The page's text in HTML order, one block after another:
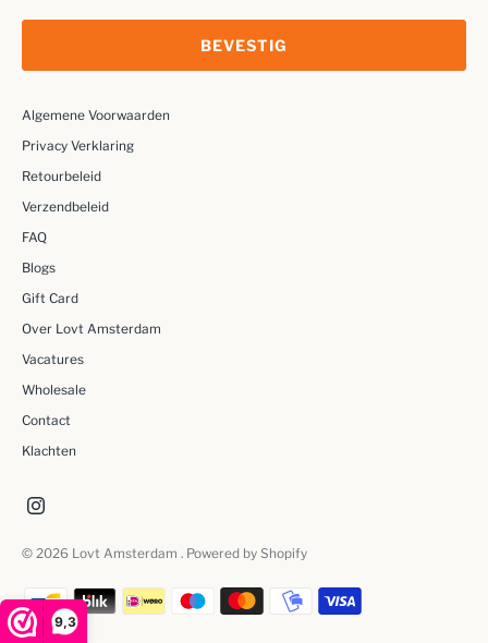
9,3
BEVESTIG
Algemene Voorwaarden
Privacy Verklaring
Retourbeleid
Verzendbeleid
FAQ
Blogs
Gift Card
Over Lovt Amsterdam
Vacatures
Wholesale
Contact
Klachten
© 2026 Lovt Amsterdam . Powered by Shopify